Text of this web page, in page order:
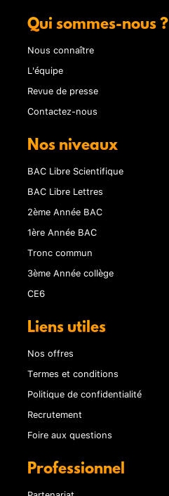
Qui sommes-nous ?
Nous connaître
L'équipe
Revue de presse
Contactez-nous
Nos niveaux
BAC Libre Scientifique
BAC Libre Lettres
2ème Année BAC
1ère Année BAC
Tronc commun
3ème Année collège
CE6
Liens utiles
Nos offres
Termes et conditions
Politique de confidentialité
Recrutement
Foire aux questions
Professionnel